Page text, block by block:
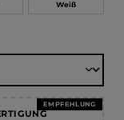
Weiß
EMPFEHLUNG